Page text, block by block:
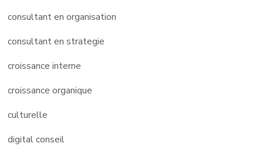
consultant en organisation
consultant en strategie
croissance interne
croissance organique
culturelle
digital conseil